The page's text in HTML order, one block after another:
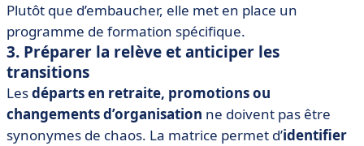
Plutôt que d’embaucher, elle met en place un
programme de formation spécifique.
3. Préparer la relève et anticiper les
transitions
Lesdéparts en retraite, promotions ou
changements d’organisation ne doivent pas être
synonymes de chaos. La matrice permet d’identifier